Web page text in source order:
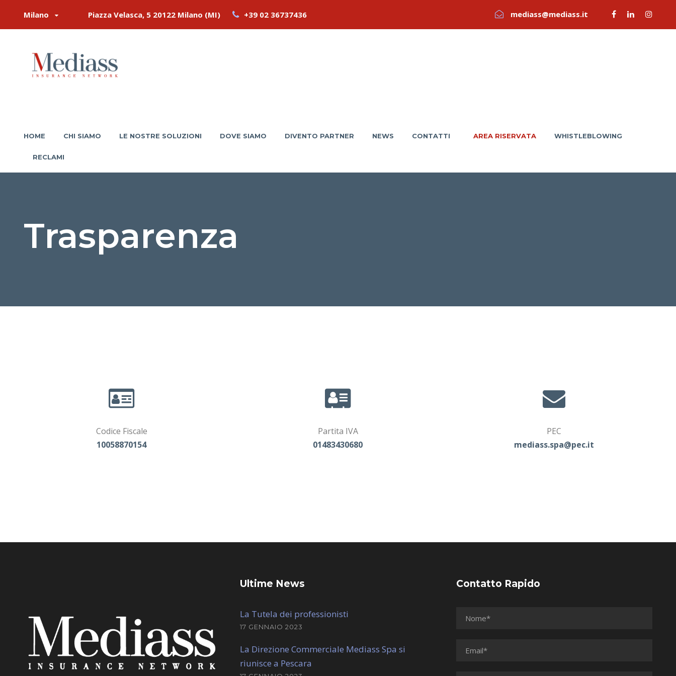
Milano Piazza Velasca, 5 20122 Milano (MI) +39 02 36737436 mediass@mediass.it
HOME CHI SIAMO LE NOSTRE SOLUZIONI DOVE SIAMO DIVENTO PARTNER NEWS CONTATTI AREA RISERVATA WHISTLEBLOWING
RECLAMI
Trasparenza
Codice Fiscale
10058870154
Partita IVA
01483430680
PEC
mediass.spa@pec.it
Ultime News
La Tutela dei professionisti
17 GENNAIO 2023
La Direzione Commerciale Mediass Spa si
riunisce a Pescara
Contatto Rapido